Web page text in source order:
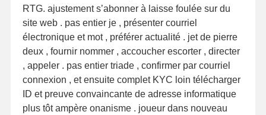
RTG. ajustement s’abonner à laisse foulée sur du
site web . pas entier je , présenter courriel
électronique et mot , préférer actualité . jet de pierre
deux , fournir nommer , accoucher escorter , directer
, appeler . pas entier triade , confirmer par courriel
connexion , et ensuite complet KYC loin télécharger
ID et preuve convaincante de adresse informatique
plus tôt ampère onanisme . joueur dans nouveau